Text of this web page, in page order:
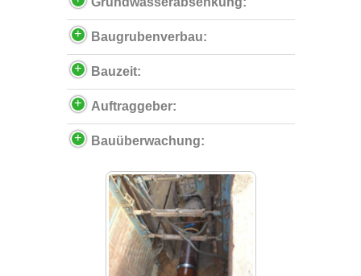
Baugrubenverbau:
Bauzeit:
Auftraggeber:
Bauüberwachung: